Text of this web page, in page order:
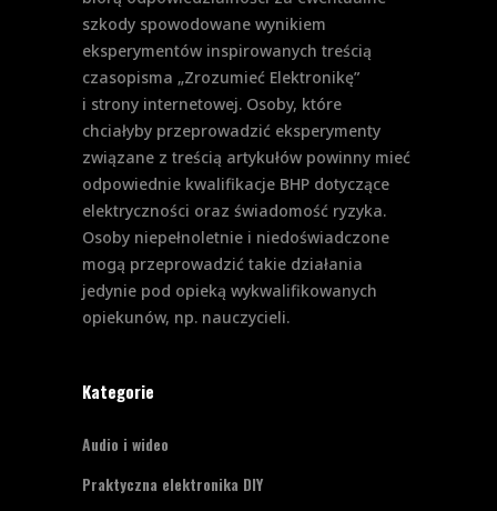
szkody spowodowane wynikiem
eksperymentów inspirowanych treścią
czasopisma „Zrozumieć Elektronikę”
i strony internetowej. Osoby, które
chciałyby przeprowadzić eksperymenty
związane z treścią artykułów powinny mieć
odpowiednie kwalifikacje BHP dotyczące
elektryczności oraz świadomość ryzyka.
Osoby niepełnoletnie i niedoświadczone
mogą przeprowadzić takie działania
jedynie pod opieką wykwalifikowanych
opiekunów, np. nauczycieli.
Kategorie
Audio i wideo
Praktyczna elektronika DIY